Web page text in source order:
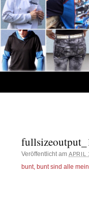
Veröffentlicht amAPRIL
bunt, bunt sind alle